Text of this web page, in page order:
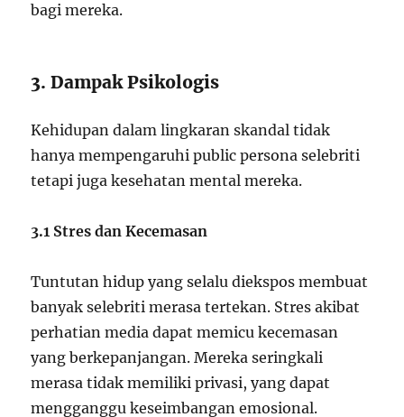
bagi mereka.
3. Dampak Psikologis
Kehidupan dalam lingkaran skandal tidak
hanya mempengaruhi public persona selebriti
tetapi juga kesehatan mental mereka.
3.1 Stres dan Kecemasan
Tuntutan hidup yang selalu diekspos membuat
banyak selebriti merasa tertekan. Stres akibat
perhatian media dapat memicu kecemasan
yang berkepanjangan. Mereka seringkali
merasa tidak memiliki privasi, yang dapat
mengganggu keseimbangan emosional.